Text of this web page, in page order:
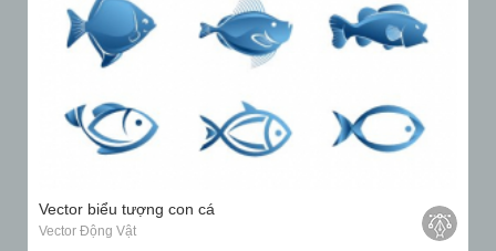
Vector biểu tượng con cá
Vector Động Vật